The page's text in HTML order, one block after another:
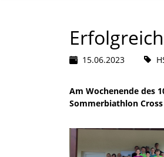
15.06.2023
Am Wochenende des
Sommerbiathlon